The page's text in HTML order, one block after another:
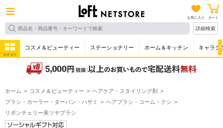
お気に入り カート
詳細検索
カテゴリ
コスメ＆ビューティー ステーショナリー ホーム＆キッチン キャラク
ホーム コスメ＆ビューティー
ヘアケア・スタイリング剤
ブラシ・カーラー・ターバン・ハサミ
ヘアブラシ・コーム・クシ
リボンチェリー美ツヤブラシ